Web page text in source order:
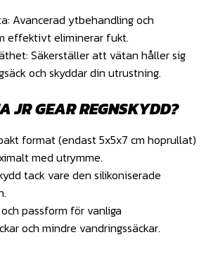
: Avancerad ytbehandling och
effektivt eliminerar fukt.
: Säkerställer att vätan håller sig
och skyddar din utrustning.
JR GEAR REGNSKYDD?
format (endast 5x5x7 cm hoprullat)
med utrymme.
tack vare den silikoniserade
passform för vanliga
och mindre vandringssäckar.